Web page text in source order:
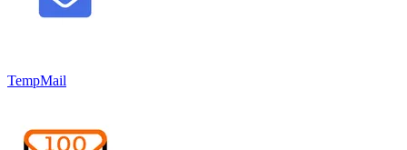
TempMail